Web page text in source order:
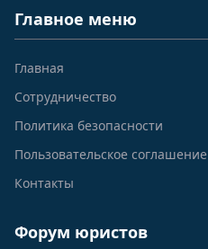
Главное меню
Главная
Сотрудничество
Политика безопасности
Пользовательское соглашение
Контакты
Форум юристов